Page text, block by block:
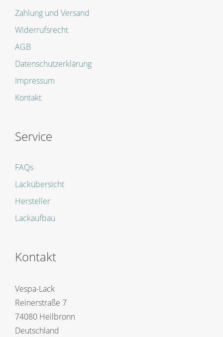
Zahlung und Versand
Widerrufsrecht
AGB
Datenschutzerklärung
Impressum
Kontakt
Service
FAQs
Lackübersicht
Hersteller
Lackaufbau
Kontakt
Vespa-Lack
Reinerstraße 7
74080 Heilbronn
Deutschland